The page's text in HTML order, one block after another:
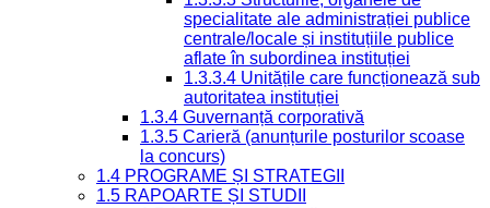
specialitate ale administrației publice
centrale/locale și instituțiile publice
aflate în subordinea instituției
1.3.3.4 Unitățile care funcționează sub
autoritatea instituției
1.3.4 Guvernanță corporativă
1.3.5 Carieră (anunțurile posturilor scoase
la concurs)
1.4 PROGRAME ȘI STRATEGII
1.5 RAPOARTE ȘI STUDII